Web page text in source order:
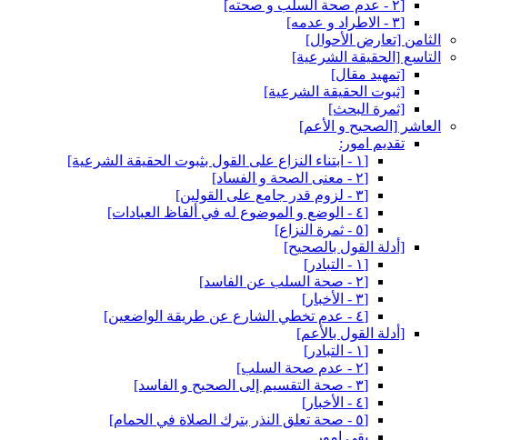
[٢ - عدم صحة السلب و صحته‏]
[٣ - الاطراد و عدمه‏]
الثامن‏ [تعارض الأحوال‏]
التاسع‏ [الحقيقة الشرعية]
[تمهيد مقال‏]
[ثبوت الحقيقة الشرعية]
[ثمرة البحث‏]
العاشر [الصحيح و الأعم‏]
تقديم امور:
[١ - ابتناء النزاع على القول بثبوت الحقيقة الشرعية]
[٢ - معنى الصحة و الفساد]
[٣ - لزوم قدر جامع على القولين‏]
[٤ - الوضع و الموضوع له في ألفاظ العبادات‏]
[٥ - ثمرة النزاع‏]
[أدلة القول بالصحيح‏]
[١ - التبادر]
[٢ - صحة السلب عن الفاسد]
[٣ - الأخبار]
[٤ - عدم تخطي الشارع عن طريقة الواضعين‏]
[أدلة القول بالأعم‏]
[١ - التبادر]
[٢ - عدم صحة السلب‏]
[٣ - صحة التقسيم إلى الصحيح و الفاسد]
[٤ - الأخبار]
[٥ - صحة تعلق النذر بترك الصلاة في الحمام‏]